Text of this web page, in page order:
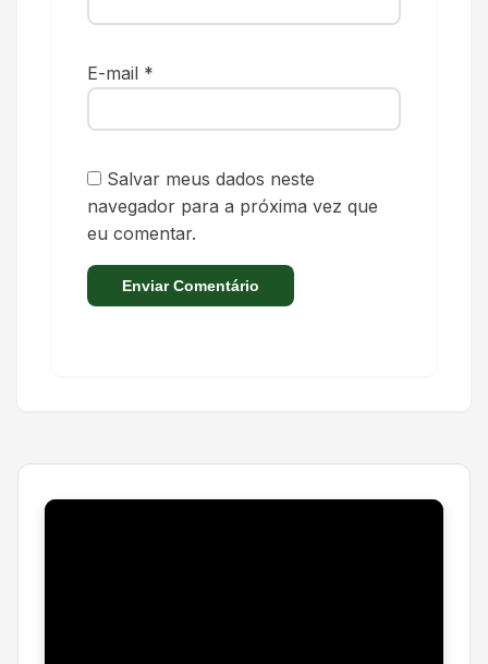
E-mail *
Salvar meus dados neste
navegador para a próxima vez que
eu comentar.